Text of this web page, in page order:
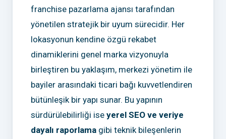
franchise pazarlama ajansı tarafından
yönetilen stratejik bir uyum sürecidir. Her
lokasyonun kendine özgü rekabet
dinamiklerini genel marka vizyonuyla
birleştiren bu yaklaşım, merkezi yönetim ile
bayiler arasındaki ticari bağı kuvvetlendiren
bütünleşik bir yapı sunar. Bu yapının
sürdürülebilirliği ise yerel SEO ve veriye
dayalı raporlama gibi teknik bileşenlerin